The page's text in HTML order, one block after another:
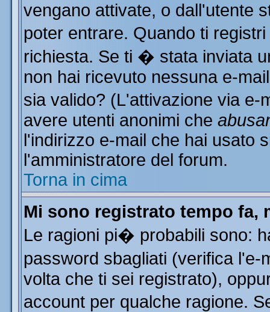
vengano attivate, o dall'utente
poter entrare. Quando ti
richiesta. Se ti � stata inviata
non hai ricevuto nessuna e-
sia valido? (L'attivazione via
avere utenti anonimi che
l'indirizzo e-mail che hai usato
l'amministratore del forum.
Torna in cima
Mi sono registrato tempo
Le ragioni pi� probabili sono:
password sbagliati (verifica
volta che ti sei registrato),
account per qualche ragione.